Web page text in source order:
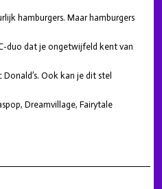
hamburgers. Maar hamburgers
duo dat je ongetwijfeld kent van
Ook kan je dit stel
Dreamvillage, Fairytale